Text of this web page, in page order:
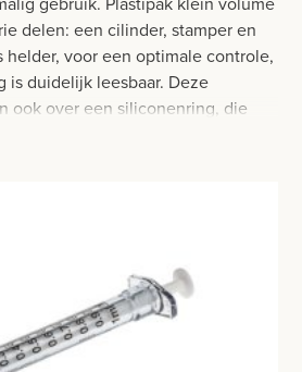
gebruik. Plastipak klein volume
delen: een cilinder, stamper en
helder, voor een optimale controle,
is duidelijk leesbaar. Deze
ook over een siliconenring, die
stamperbeweging.